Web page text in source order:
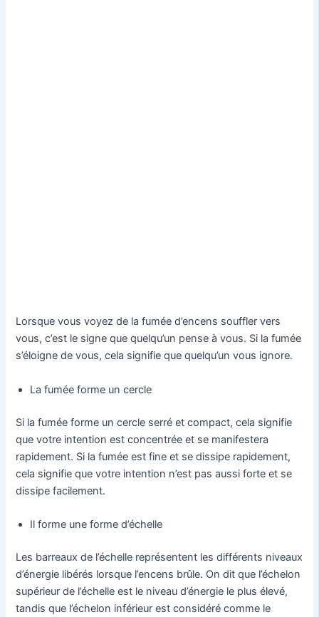
Lorsque vous voyez de la fumée d’encens souffler vers
vous, c’est le signe que quelqu’un pense à vous. Si la fumée
s’éloigne de vous, cela signifie que quelqu’un vous ignore.
La fumée forme un cercle
Si la fumée forme un cercle serré et compact, cela signifie
que votre intention est concentrée et se manifestera
rapidement. Si la fumée est fine et se dissipe rapidement,
cela signifie que votre intention n’est pas aussi forte et se
dissipe facilement.
Il forme une forme d’échelle
Les barreaux de l’échelle représentent les différents niveaux
d’énergie libérés lorsque l’encens brûle. On dit que l’échelon
supérieur de l’échelle est le niveau d’énergie le plus élevé,
tandis que l’échelon inférieur est considéré comme le